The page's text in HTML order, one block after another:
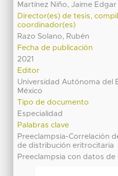
Martínez Niño, Jaime Edgar
Director(es) de tesis,
coordinador(es)
Razo Solano, Rubén
Fecha de publicación
2021
Editor
Universidad Autónoma del
México
Tipo de documento
Especialidad
Palabras clave
Preeclampsia-Correlación
de distribución eritrocitaria
Preeclampsia con datos de